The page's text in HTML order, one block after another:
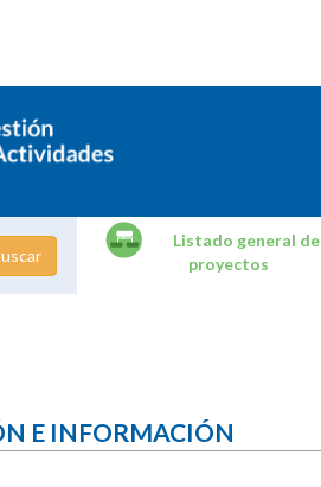
Listado general de
proyectos
E INFORMACIÓN